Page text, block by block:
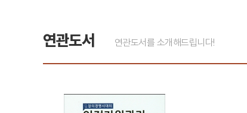
연관도서 연관도서를 소개해드립니다!